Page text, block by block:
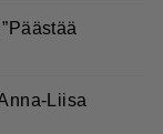
Liisa